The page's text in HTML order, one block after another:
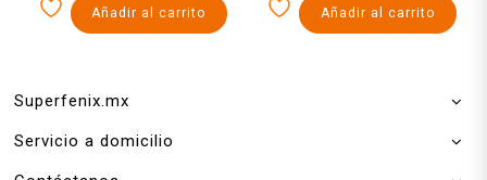
Añadir al carrito Añadir al carrito
Superfenix.mx
Servicio a domicilio